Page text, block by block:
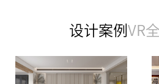
设计案例VR